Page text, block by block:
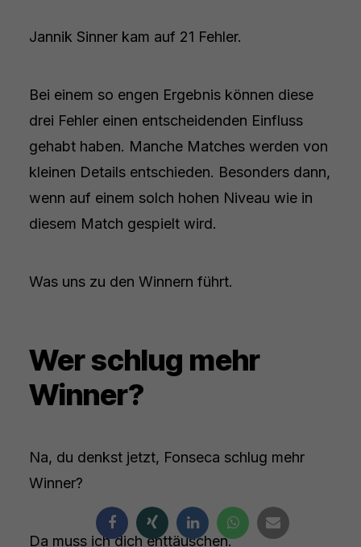
Jannik Sinner kam auf 21 Fehler.
Bei einem so engen Ergebnis können diese
drei Fehler einen entscheidenden Einfluss
gehabt haben. Manche Matches werden von
kleinen Details entschieden. Besonders dann,
wenn auf einem solch hohen Niveau wie in
diesem Match gespielt wird.
Was uns zu den Winnern führt.
Wer schlug mehr
Winner?
Na, du denkst jetzt, Fonseca schlug mehr
Winner?
Da muss ich dich enttäuschen.